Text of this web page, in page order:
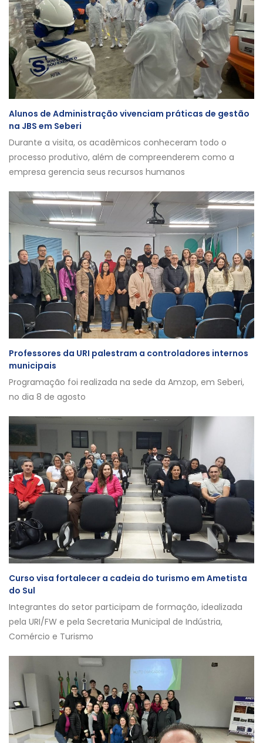
Alunos de Administração vivenciam práticas de gestão
na JBS em Seberi
Durante a visita, os acadêmicos conheceram todo o
processo produtivo, além de compreenderem como a
empresa gerencia seus recursos humanos
Professores da URI palestram a controladores internos
municipais
Programação foi realizada na sede da Amzop, em Seberi,
no dia 8 de agosto
Curso visa fortalecer a cadeia do turismo em Ametista
do Sul
Integrantes do setor participam de formação, idealizada
pela URI/FW e pela Secretaria Municipal de Indústria,
Comércio e Turismo